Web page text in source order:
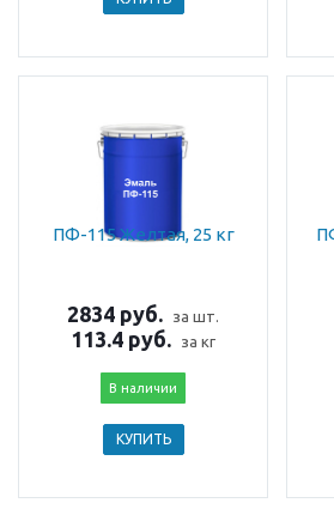
ПФ-115 Желтая, 25 кг
2834 руб. за шт.
113.4 руб. за кг
В наличии
КУПИТЬ